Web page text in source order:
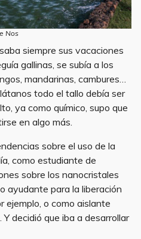
Nos
siempre sus vacaciones
gallinas, se subía a los
mandarinas, cambures…
todo el tallo debía ser
ya como químico, supo que
en algo más.
sobre el uso de la
como estudiante de
sobre los nanocristales
ayudante para la liberación
ejemplo, o como aislante
decidió que iba a desarrollar